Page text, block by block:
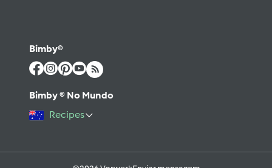
Bimby®
Bimby ® No Mundo
Recipes